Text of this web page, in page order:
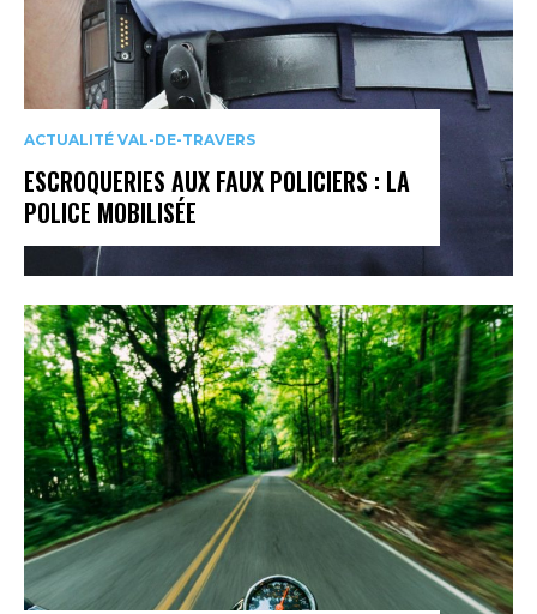
ACTUALITÉ VAL-DE-TRAVERS
ESCROQUERIES AUX FAUX POLICIERS : LA
POLICE MOBILISÉE